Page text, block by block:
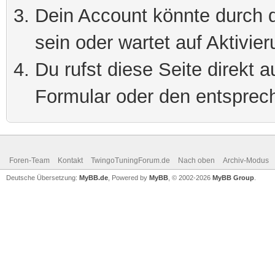
Dein Account könnte durch
sein oder wartet auf
Du rufst diese Seite direkt
Formular oder den
Foren-Team Kontakt TwingoTuningForum.de Nach oben Archiv-Modus
Deutsche Übersetzung: MyBB.de , Powered by MyBB , © 2002-2026 MyBB Group